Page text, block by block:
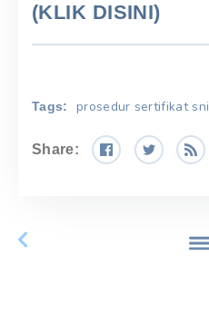
(KLIK DISINI)
Tags: prosedur sertifikat sni
Share: